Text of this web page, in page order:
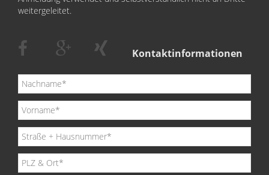
weitergeleitet.
Kontaktinformationen